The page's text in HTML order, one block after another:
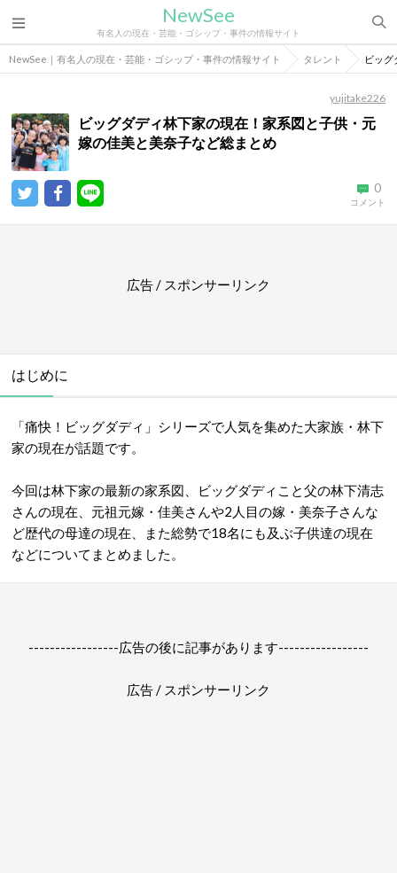
NewSee
有名人の現在・芸能・ゴシップ・事件の情報サイト
NewSee｜有名人の現在・芸能・ゴシップ・事件の情報サイト タレント ビッ
yujitake226
ビッグダディ林下家の現在！家系図と子供・元
嫁の佳美と美奈子など総まとめ
0
コメント
広告 / スポンサーリンク
はじめに
「痛快！ビッグダディ」シリーズで人気を集めた大家族・林下
家の現在が話題です。
今回は林下家の最新の家系図、ビッグダディこと父の林下清志
さんの現在、元祖元嫁・佳美さんや2人目の嫁・美奈子さんな
ど歴代の母達の現在、また総勢で18名にも及ぶ子供達の現在
などについてまとめました。
-----------------広告の後に記事があります-----------------
広告 / スポンサーリンク